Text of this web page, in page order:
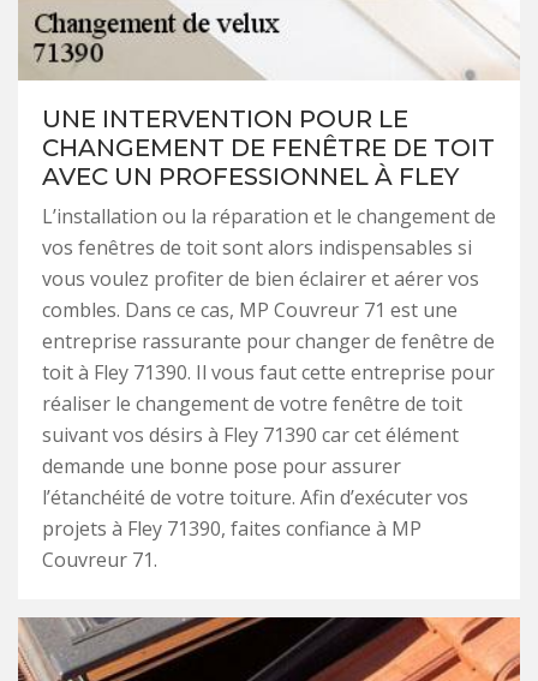
UNE INTERVENTION POUR LE
CHANGEMENT DE FENÊTRE DE TOIT
AVEC UN PROFESSIONNEL À FLEY
L’installation ou la réparation et le changement de
vos fenêtres de toit sont alors indispensables si
vous voulez profiter de bien éclairer et aérer vos
combles. Dans ce cas, MP Couvreur 71 est une
entreprise rassurante pour changer de fenêtre de
toit à Fley 71390. Il vous faut cette entreprise pour
réaliser le changement de votre fenêtre de toit
suivant vos désirs à Fley 71390 car cet élément
demande une bonne pose pour assurer
l’étanchéité de votre toiture. Afin d’exécuter vos
projets à Fley 71390, faites confiance à MP
Couvreur 71.